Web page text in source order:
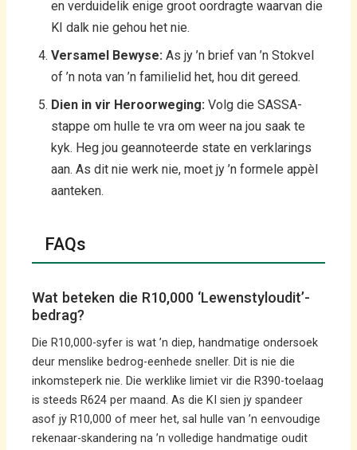
en verduidelik enige groot oordragte waarvan die
KI dalk nie gehou het nie.
Versamel Bewyse: As jy ’n brief van ’n Stokvel
of ’n nota van ’n familielid het, hou dit gereed.
Dien in vir Heroorweging: Volg die SASSA-
stappe om hulle te vra om weer na jou saak te
kyk. Heg jou geannoteerde state en verklarings
aan. As dit nie werk nie, moet jy ’n formele appèl
aanteken.
FAQs
Wat beteken die R10,000 ‘Lewenstyloudit’-
bedrag?
Die R10,000-syfer is wat ’n diep, handmatige ondersoek
deur menslike bedrog-eenhede sneller. Dit is nie die
inkomsteperk nie. Die werklike limiet vir die R390-toelaag
is steeds R624 per maand. As die KI sien jy spandeer
asof jy R10,000 of meer het, sal hulle van ’n eenvoudige
rekenaar-skandering na ’n volledige handmatige oudit